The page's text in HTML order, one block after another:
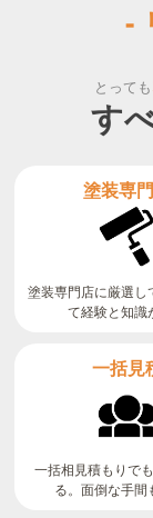
-
とっても
す
塗装専
塗装専門店に厳選し
て経験と知識
一括見
一括相見積もりで
る。面倒な手間